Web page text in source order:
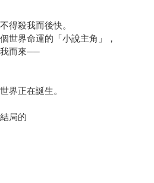
得殺我而後快。
世界命運的「小說主角」，
我而來──
界正在誕生。
局的